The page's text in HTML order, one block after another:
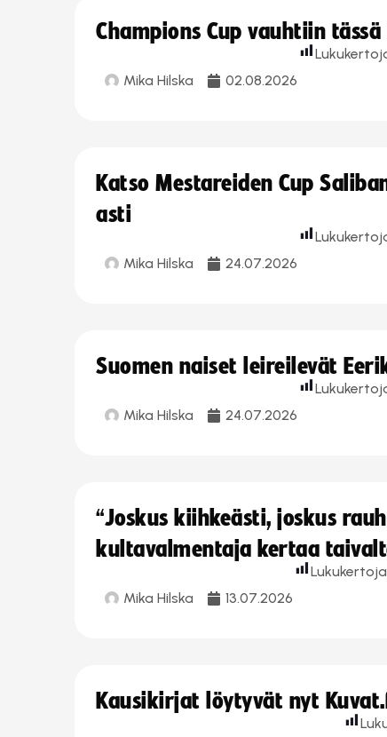
Champions Cup vauhtiin
Mika Hilska 02.08.2026
Katso Mestareiden Cup
asti
Mika Hilska 24.07.2026
Suomen naiset leireilevät
Mika Hilska 24.07.2026
“Joskus kiihkeästi, joskus
kultavalmentaja kertaa
Mika Hilska 13.07.2026
Kausikirjat löytyvät nyt